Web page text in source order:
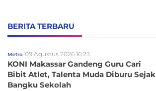
BERITA TERBARU
Metro 09 Agustus 2026 16:23
KONI Makassar Gandeng Guru Cari
Bibit Atlet, Talenta Muda Diburu Sejak
Bangku Sekolah